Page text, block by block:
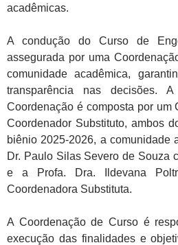
acadêmicas.
A condução do Curso de
assegurada por uma
comunidade acadêmica,
transparência nas decisões.
Coordenação é composta por um
Coordenador Substituto, ambos
biênio 2025-2026, a comunidade
Dr. Paulo Silas Severo de Souza
e a Profa. Dra. Ildevana
Coordenadora Substituta.
A Coordenação de Curso é
execução das finalidades e